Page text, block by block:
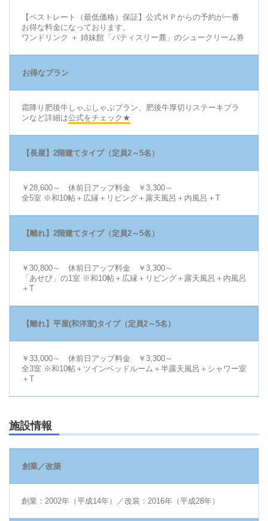
【ベストレート（最低価格）保証】公式ＨＰからの予約が一番
お得な料金になっております。
ワンドリンク ＋ 姉妹館「パティスリー麓」のシュークリーム券
お得なプラン
霜降り肥後牛しゃぶしゃぶプラン、肥後牛厚切りステーキプラ
ンなど詳細は公式をチェック★
【長屋】2階建てタイプ（定員2～5名）
￥28,600～ 休前日アップ料金 ￥3,300～
全5室 ※和10帖＋広縁＋リビング＋露天風呂＋内風呂＋T
【離れ】2階建てタイプ（定員2～5名）
￥30,800～ 休前日アップ料金 ￥3,300～
「あせび」の1室 ※和10帖＋広縁＋リビング＋露天風呂＋内風呂
＋T
【離れ】平屋(和洋室)タイプ（定員2～5名）
￥33,000～ 休前日アップ料金 ￥3,300～
全3室 ※和10帖＋ツインベッドルーム＋半露天風呂＋シャワー室
＋T
施設情報
創業／改築
創業：2002年（平成14年）／改装：2016年（平成28年）